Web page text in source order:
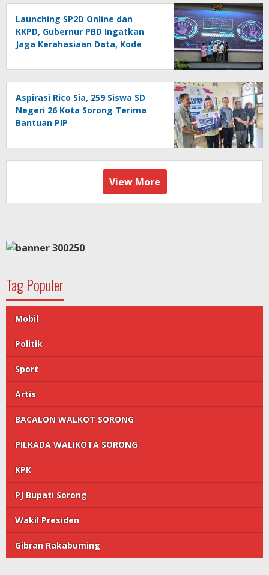
Launching SP2D Online dan
KKPD, Gubernur PBD Ingatkan
Jaga Kerahasiaan Data, Kode
Aspirasi Rico Sia, 259 Siswa SD
Negeri 26 Kota Sorong Terima
Bantuan PIP
View More
Tag Populer
Mobil
Politik
Sport
Artis
BACALON WALKOT SORONG
PILKADA WALIKOTA SORONG
KPK
PJ Bupati Sorong
Wakil Presiden
Gibran Rakabuming